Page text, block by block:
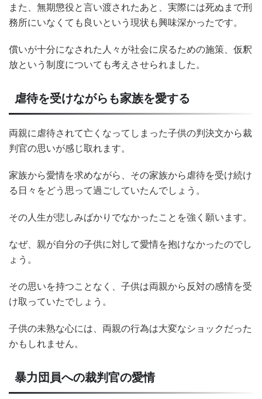
また、無期懲役と言い渡されたあと、実際には死ぬまで刑
務所にいなくても良いという現状も興味深かったです。
償いが十分になされた人々が社会に戻るための施策、仮釈
放という制度についても考えさせられました。
虐待を受けながらも家族を愛する
両親に虐待されて亡くなってしまった子供の判決文から裁
判官の思いが感じ取れます。
家族から愛情を求めながら、その家族から虐待を受け続け
る日々をどう思って過ごしていたんでしょう。
その人生が悲しみばかりでなかったことを強く願います。
なぜ、親が自分の子供に対して愛情を抱けなかったのでし
ょう。
その思いを持つことなく、子供は両親から反対の感情を受
け取っていたでしょう。
子供の未熟な心には、両親の行為は大変なショックだった
かもしれません。
暴力団員への裁判官の愛情